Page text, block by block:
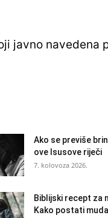
javno navedena
Ako se previše
ove Isusove riječi
7. kolovoza 2026.
Biblijski recept za
Kako postati